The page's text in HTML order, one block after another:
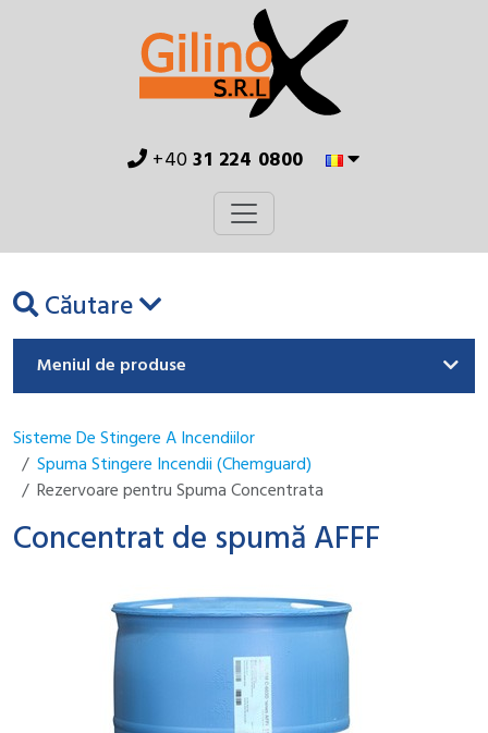
+4031 224 0800
Căutare
Meniul de produse
Sisteme De Stingere A Incendiilor
Spuma Stingere Incendii (Chemguard)
Rezervoare pentru Spuma Concentrata
Concentrat de spumă AFFF